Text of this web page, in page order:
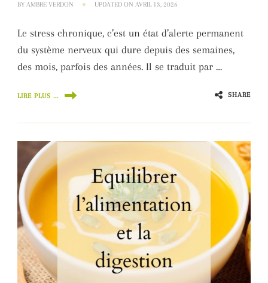
BY AMBRE VERDON UPDATED ON AVRIL 13, 2026
Le stress chronique, c’est un état d’alerte permanent
du système nerveux qui dure depuis des semaines,
des mois, parfois des années. Il se traduit par …
LIRE PLUS ... SHARE